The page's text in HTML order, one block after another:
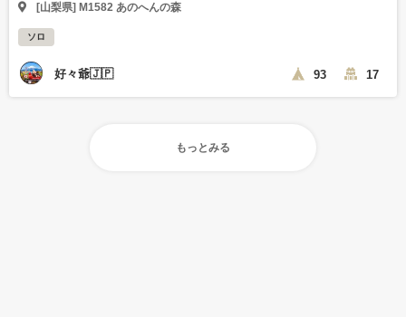
[山梨県] M1582 あのへんの森
ソロ
好々爺🇯🇵 93 17
もっとみる